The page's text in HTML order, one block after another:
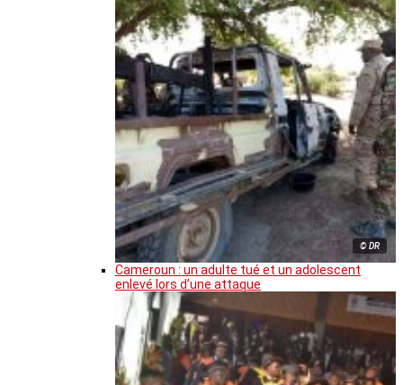
© DR
Cameroun : un adulte tué et un adolescent
enlevé lors d’une attaque